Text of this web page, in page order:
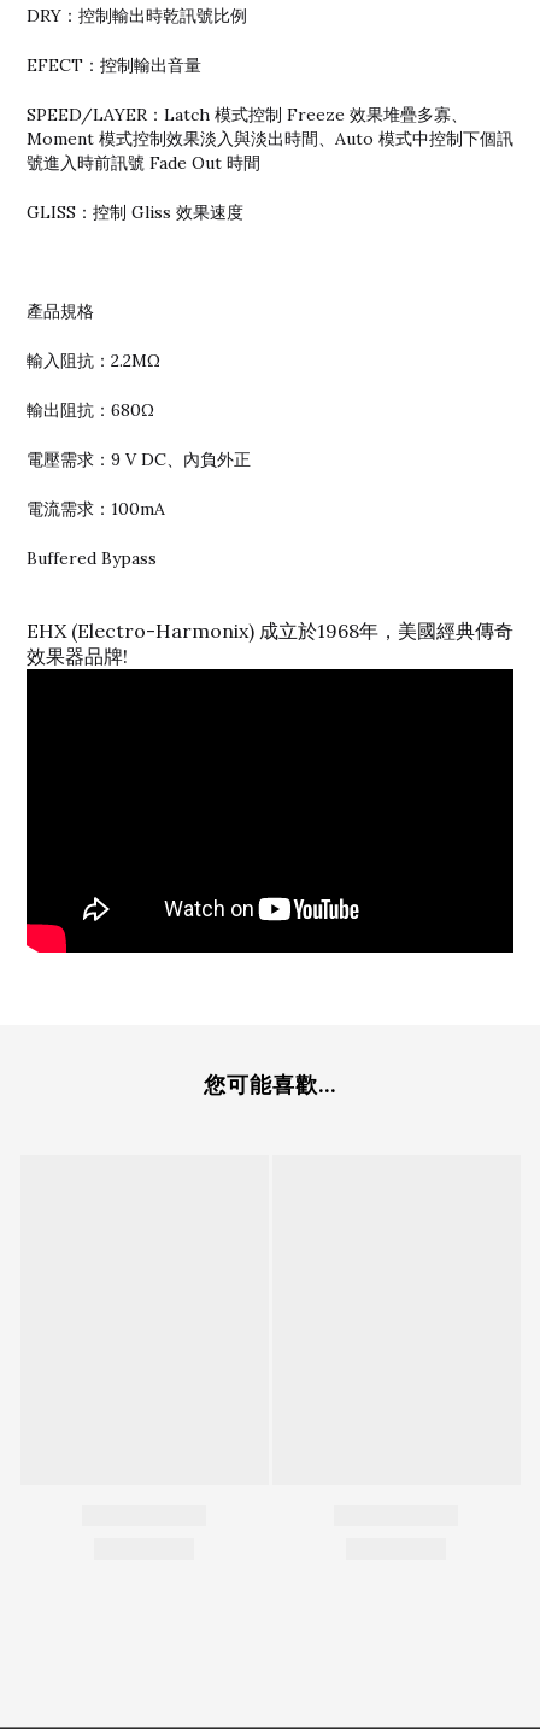
DRY：控制輸出時乾訊號比例
EFECT：控制輸出音量
SPEED/LAYER：Latch 模式控制 Freeze 效果堆疊多寡、
Moment 模式控制效果淡入與淡出時間、Auto 模式中控制下個訊
號進入時前訊號 Fade Out 時間
GLISS：控制 Gliss 效果速度
產品規格
輸入阻抗：2.2MΩ
輸出阻抗：680Ω
電壓需求：9 V DC、內負外正
電流需求：100mA
Buffered Bypass
EHX (Electro-Harmonix) 成立於1968年，美國經典傳奇
效果器品牌!
您可能喜歡...